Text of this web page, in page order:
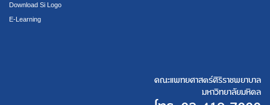
Download Si Logo
E-Learning
คณะแพทยศาสตร์ศิริราชพยาบาล
มหาวิทยาลัยมหิดล